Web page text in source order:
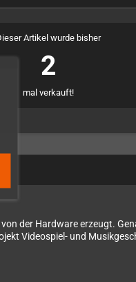
Artikel wurde bisher
2
mal verkauft!
der Hardware erzeugt.
Videospiel- und